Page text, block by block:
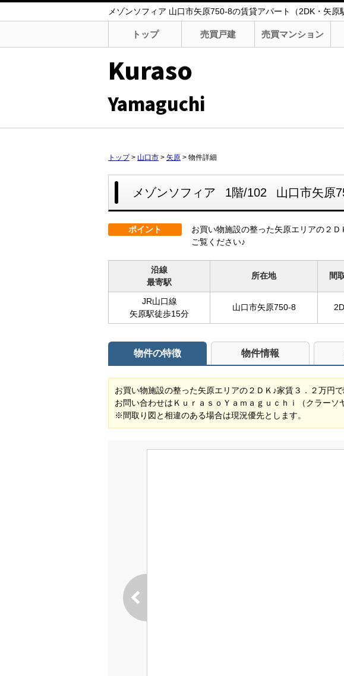
メゾンソフィア 山口市矢原750-8の賃貸アパート（2DK・矢原
トップ 売買戸建 売買マンション
Kuraso
Yamaguchi
トップ> 山口市 > 矢原 > 物件詳細
メゾンソフィア 1階/102 山口市矢原
ポイント
お買い物施設の整った矢原エリアの２
ご覧ください♪
沿線
最寄駅
所在地 間
JR山口線
矢原駅徒歩15分
山口市矢原750-8
物件の特徴 物件情報
お買い物施設の整った矢原エリアの２ＤＫ♪家賃３．２万円
お問い合わせはＫｕｒａｓｏＹａｍａｇｕｃｈｉ（クラー
※間取り図と相違のある場合は現況優先とします。